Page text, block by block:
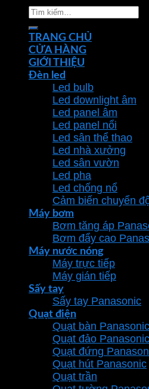
Tìm
kiếm:
TRANG CHỦ
CỬA HÀNG
GIỚI THIỆU
Đèn led
Led bulb
Led downlight âm
Led panel âm
Led panel nổi
Led sân thể thao
Led nhà xưởng
Led sân vườn
Led pha
Led chống nổ
Cảm biến chuyển
Máy bơm
Bơm tăng áp
Bơm đẩy cao
Máy nước nóng
Máy trực tiếp
Máy gián tiếp
Sấy tay
Sấy tay Panasonic
Quạt điện
Quạt bàn Panasonic
Quạt đảo Panasonic
Quạt đứng
Quạt hút Panasonic
Quạt trần